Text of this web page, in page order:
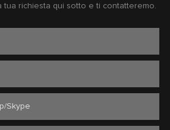
tua richiesta qui sotto e ti contatteremo.
Skype